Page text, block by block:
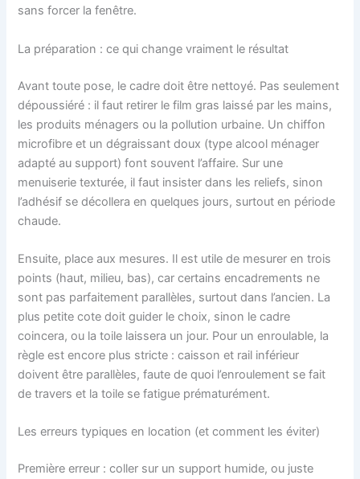
sans forcer la fenêtre.
La préparation : ce qui change vraiment le résultat
Avant toute pose, le cadre doit être nettoyé. Pas seulement
dépoussiéré : il faut retirer le film gras laissé par les mains,
les produits ménagers ou la pollution urbaine. Un chiffon
microfibre et un dégraissant doux (type alcool ménager
adapté au support) font souvent l’affaire. Sur une
menuiserie texturée, il faut insister dans les reliefs, sinon
l’adhésif se décollera en quelques jours, surtout en période
chaude.
Ensuite, place aux mesures. Il est utile de mesurer en trois
points (haut, milieu, bas), car certains encadrements ne
sont pas parfaitement parallèles, surtout dans l’ancien. La
plus petite cote doit guider le choix, sinon le cadre
coincera, ou la toile laissera un jour. Pour un enroulable, la
règle est encore plus stricte : caisson et rail inférieur
doivent être parallèles, faute de quoi l’enroulement se fait
de travers et la toile se fatigue prématurément.
Les erreurs typiques en location (et comment les éviter)
Première erreur : coller sur un support humide, ou juste